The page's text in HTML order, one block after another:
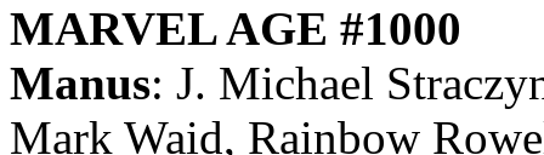
MARVEL AGE #1000
Manus: J. Michael
Mark Waid, Rainbow